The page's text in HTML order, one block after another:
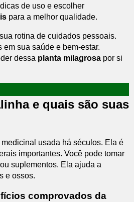
de uso e escolher
para a melhor qualidade.
rotina de cuidados pessoais.
sua saúde e bem-estar.
dessa planta milagrosa por si
e quais são suas
usada há séculos. Ela é
importantes. Você pode tomar
suplementos. Ela ajuda a
e ossos.
comprovados da